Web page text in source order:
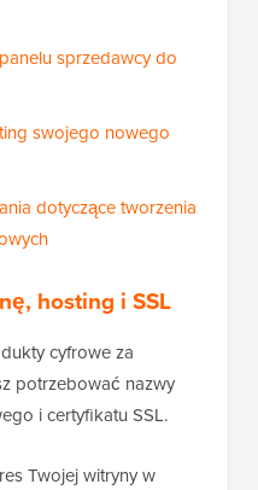
sprzedawcy do
swojego nowego
dotyczące tworzenia
hosting i SSL
cyfrowe za
potrzebować nazwy
i certyfikatu SSL.
Twojej witryny w